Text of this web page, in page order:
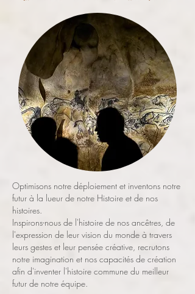
Optimisons notre déploiement et inventons notre
futur à la lueur de notre Histoire et de nos
histoires.
Inspirons-nous de l'histoire de nos ancêtres, de
l'expression de leur vision du monde à travers
leurs gestes et leur pensée créative, recrutons
notre imagination et nos capacités de création
afin d'inventer l'histoire commune du meilleur
futur de notre équipe.